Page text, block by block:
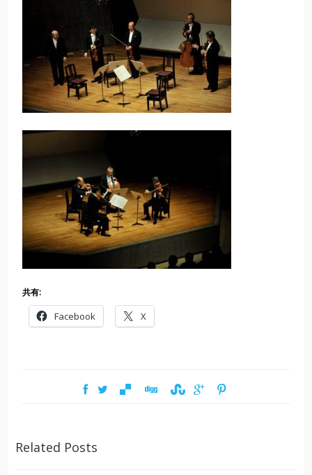
共有:
Facebook X
Related Posts